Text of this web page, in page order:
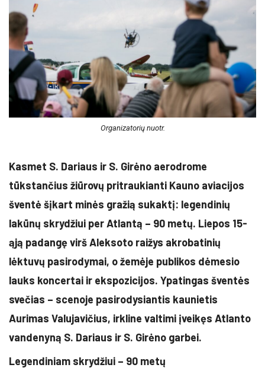
Organizatorių nuotr.
Kasmet S. Dariaus ir S. Girėno aerodrome
tūkstančius žiūrovų pritraukianti Kauno aviacijos
šventė šįkart minės gražią sukaktį: legendinių
lakūnų skrydžiui per Atlantą – 90 metų. Liepos 15-
ąją padangę virš Aleksoto raižys akrobatinių
lėktuvų pasirodymai, o žemėje publikos dėmesio
lauks koncertai ir ekspozicijos. Ypatingas šventės
svečias – scenoje pasirodysiantis kaunietis
Aurimas Valujavičius, irkline valtimi įveikęs Atlanto
vandenyną S. Dariaus ir S. Girėno garbei.
Legendiniam skrydžiui – 90 metų